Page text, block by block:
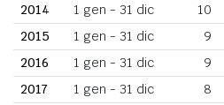
2014
1 gen - 31 dic 10
2015
1 gen - 31 dic 9
2016
1 gen - 31 dic 9
2017
1 gen - 31 dic 8